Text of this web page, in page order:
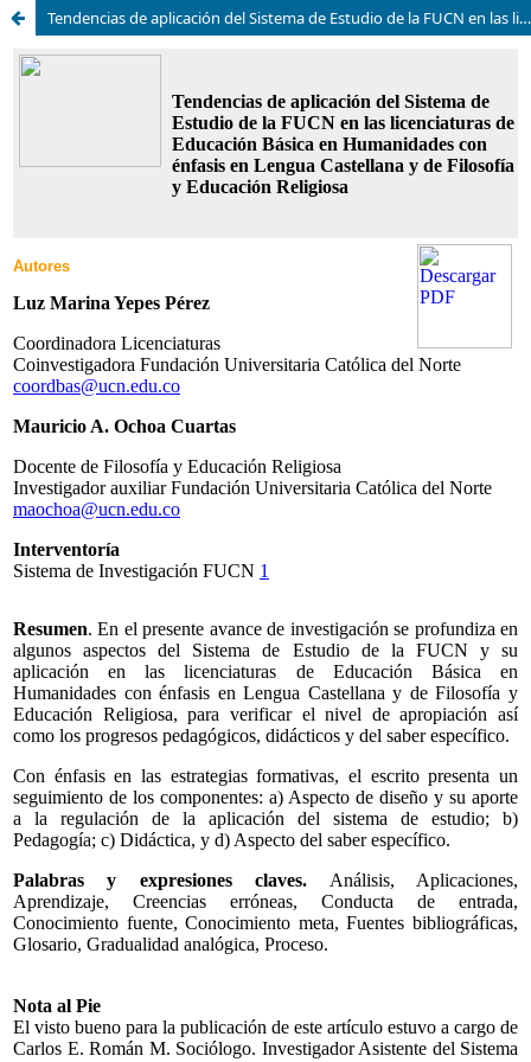
Tendencias de aplicación del Sistema de Estudio de la FUCN en las licenciaturas de Educación Básica en Humanidades con énfasis en Lengua Castellana y de Filosofía y Educación Religiosa